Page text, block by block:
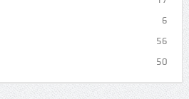
6
56
50